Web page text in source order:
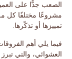
الصعب جدًّا على
مشروعًا مختلفًا كل
تمييزها أو تذكّرها.
فيما يلي أهم
العشوائي، والتي